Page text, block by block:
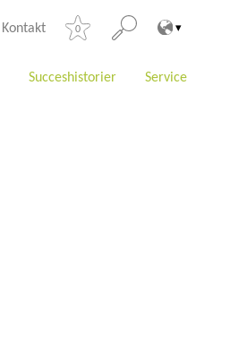
Kontakt 0
Succeshistorier Service